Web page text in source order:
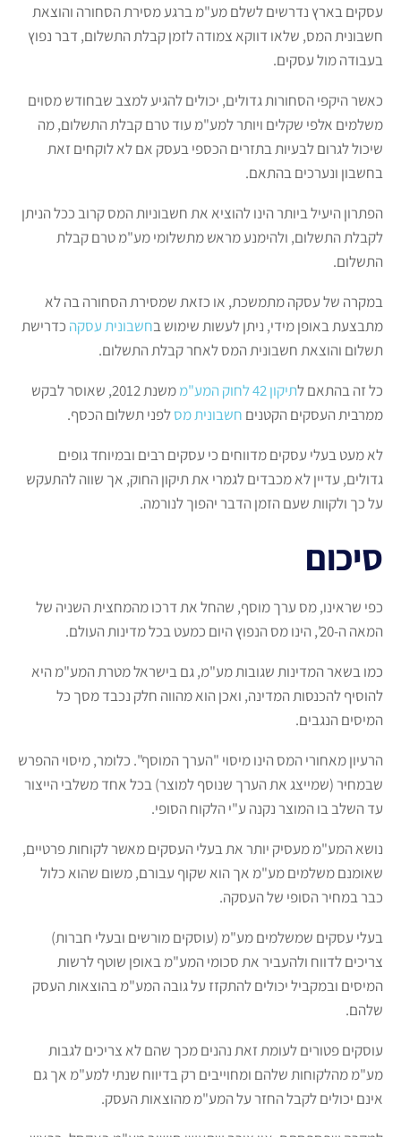
עסקים בארץ נדרשים לשלם מע"מ ברגע מסירת הסחורה והוצאת
חשבונית המס, שלאו דווקא צמודה לזמן קבלת התשלום, דבר נפוץ
בעבודה מול עסקים.
כאשר היקפי הסחורות גדולים, יכולים להגיע למצב שבחודש מסוים
משלמים אלפי שקלים ויותר למע"מ עוד טרם קבלת התשלום, מה
שיכול לגרום לבעיות בתזרים הכספי בעסק אם לא לוקחים זאת
בחשבון ונערכים בהתאם.
הפתרון היעיל ביותר הינו להוציא את חשבוניות המס קרוב ככל הניתן
לקבלת התשלום, ולהימנע מראש מתשלומי מע"מ טרם קבלת
התשלום.
במקרה של עסקה מתמשכת, או כזאת שמסירת הסחורה בה לא
מתבצעת באופן מידי, ניתן לעשות שימוש בחשבונית עסקה כדרישת
תשלום והוצאת חשבונית המס לאחר קבלת התשלום.
כל זה בהתאם לתיקון 42 לחוק המע"מ
משנת 2012, שאוסר לבקש
ממרבית העסקים הקטנים חשבונית מסלפני תשלום הכסף.
לא מעט בעלי עסקים מדווחים כי עסקים רבים ובמיוחד גופים
גדולים, עדיין לא מכבדים לגמרי את תיקון החוק, אך שווה להתעקש
על כך ולקוות שעם הזמן הדבר יהפוך לנורמה.
סיכום
כפי שראינו, מס ערך מוסף, שהחל את דרכו מהמחצית השניה של
המאה ה-20', הינו מס הנפוץ היום כמעט בכל מדינות העולם.
כמו בשאר המדינות שגובות מע"מ, גם בישראל מטרת המע"מ היא
להוסיף להכנסות המדינה, ואכן הוא מהווה חלק נכבד מסך כל
המיסים הנגבים.
הרעיון מאחורי המס הינו מיסוי "הערך המוסף". כלומר, מיסוי ההפרש
שבמחיר (שמייצג את הערך שנוסף למוצר) בכל אחד משלבי הייצור
עד השלב בו המוצר נקנה ע"י הלקוח הסופי.
נושא המע"מ מעסיק יותר את בעלי העסקים מאשר לקוחות פרטיים,
שאומנם משלמים מע"מ אך הוא שקוף עבורם, משום שהוא כלול
כבר במחיר הסופי של העסקה.
בעלי עסקים שמשלמים מע"מ (עוסקים מורשים ובעלי חברות)
צריכים לדווח ולהעביר את סכומי המע"מ באופן שוטף לרשות
המיסים ובמקביל יכולים להתקזז על גובה המע"מ בהוצאות העסק
שלהם.
עוסקים פטורים לעומת זאת נהנים מכך שהם לא צריכים לגבות
מע"מ מהלקוחות שלהם ומחוייבים רק בדיווח שנתי למע"מ אך גם
אינם יכולים לקבל החזר על המע"מ מהוצאות העסק.